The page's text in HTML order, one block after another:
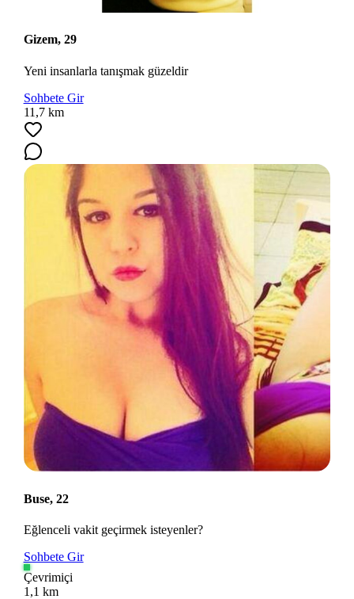
Gizem, 29
Yeni insanlarla tanışmak güzeldir
Sohbete Gir
11,7 km
Buse, 22
Eğlenceli vakit geçirmek isteyenler?
Sohbete Gir
Çevrimiçi
1,1 km